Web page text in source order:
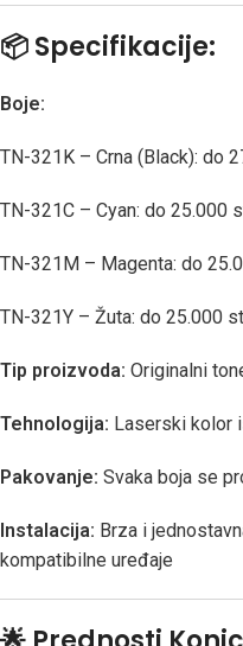
📦Specifikacije:
Boje:
TN-321K – Crna (Black): do
TN-321C – Cyan: do 25.000
TN-321M – Magenta: do
TN-321Y – Žuta: do 25.000
Tip proizvoda: Originalni
Tehnologija: Laserski kolor
Pakovanje: Svaka boja se
Instalacija: Brza i
kompatibilne uređaje